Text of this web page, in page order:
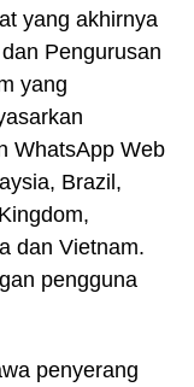
yang akhirnya
Pengurusan
yang
WhatsApp Web
Brazil,
dan Vietnam.
pengguna
penyerang